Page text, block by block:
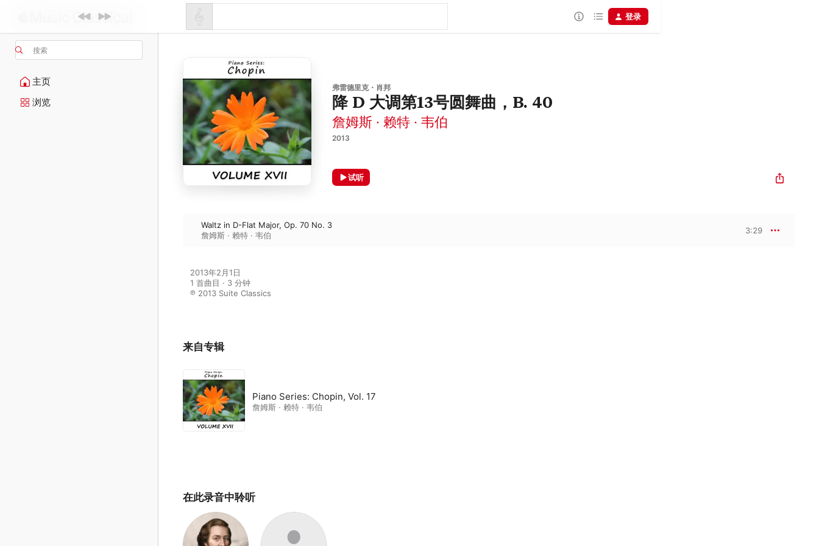
搜索
主页
浏览
登录
弗雷德里克・肖邦
降 D 大调第13号圆舞曲，B. 40
詹姆斯 · 赖特 · 韦伯
2013
试听
Waltz in D-Flat Major, Op. 70 No. 3
詹姆斯 · 赖特 · 韦伯
3:29
2013年2月1日
1 首曲目 · 3 分钟
℗ 2013 Suite Classics
来自专辑
Piano Series: Chopin, Vol. 17
詹姆斯 · 赖特 · 韦伯
在此录音中聆听